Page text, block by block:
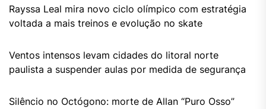
Rayssa Leal mira novo ciclo olímpico com estratégia
voltada a mais treinos e evolução no skate
Ventos intensos levam cidades do litoral norte
paulista a suspender aulas por medida de segurança
Silêncio no Octógono: morte de Allan “Puro Osso”